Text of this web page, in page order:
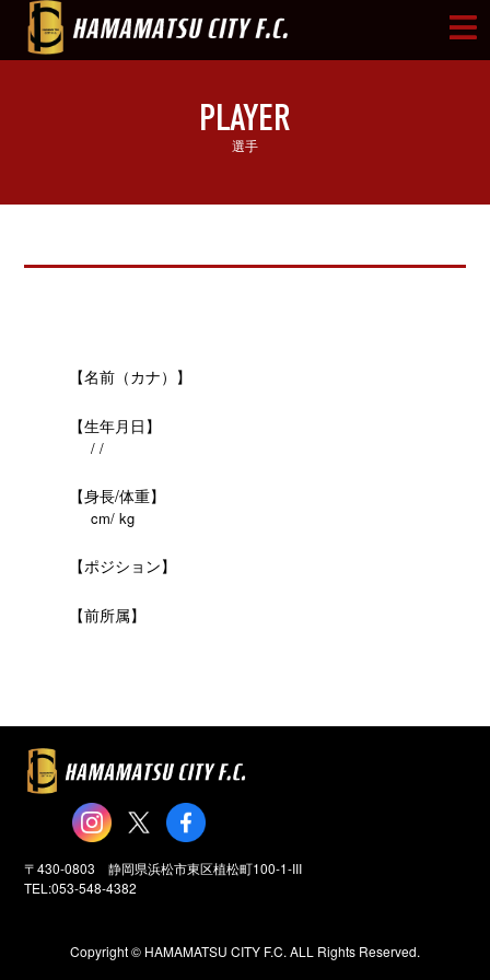
PLAYER
選手
【名前（カナ）】
【生年月日】
/ /
【身長/体重】
cm/ kg
【ポジション】
【前所属】
〒430-0803 静岡県浜松市東区植松町100-1-III
TEL:053-548-4382
Copyright ©️ HAMAMATSU CITY F.C. ALL Rights Reserved.